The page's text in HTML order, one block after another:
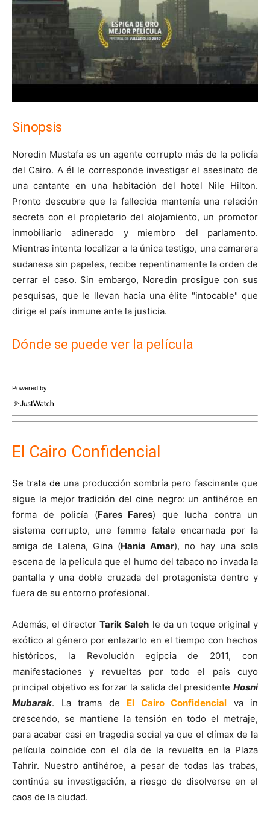
Sinopsis
Noredin Mustafa es un agente corrupto más de la policía
del Cairo. A él le corresponde investigar el asesinato de
una cantante en una habitación del hotel Nile Hilton.
Pronto descubre que la fallecida mantenía una relación
secreta con el propietario del alojamiento, un promotor
inmobiliario adinerado y miembro del parlamento.
Mientras intenta localizar a la única testigo, una camarera
sudanesa sin papeles, recibe repentinamente la orden de
cerrar el caso. Sin embargo, Noredin prosigue con sus
pesquisas, que le llevan hacía una élite "intocable" que
dirige el país inmune ante la justicia.
Dónde se puede ver la película
Powered by
El Cairo Confidencial
Se trata de una producción sombría pero fascinante que
sigue la mejor tradición del cine negro: un antihéroe en
forma de policía (Fares Fares) que lucha contra un
sistema corrupto, une femme fatale encarnada por la
amiga de Lalena, Gina (Hania Amar), no hay una sola
escena de la película que el humo del tabaco no invada la
pantalla y una doble cruzada del protagonista dentro y
fuera de su entorno profesional.
Además, el directorTarik Saleh le da un toque original y
exótico al género por enlazarlo en el tiempo con hechos
históricos, la Revolución egipcia de 2011, con
manifestaciones y revueltas por todo el país cuyo
principal objetivo es forzar la salida del presidente Hosni
Mubarak. La trama de El Cairo Confidencial va in
crescendo, se mantiene la tensión en todo el metraje,
para acabar casi en tragedia social ya que el clímax de la
película coincide con el día de la revuelta en la Plaza
Tahrir. Nuestro antihéroe, a pesar de todas las trabas,
continúa su investigación, a riesgo de disolverse en el
caos de la ciudad.